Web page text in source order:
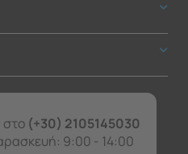
στο (+30) 2105145030
9:00 - 14:00